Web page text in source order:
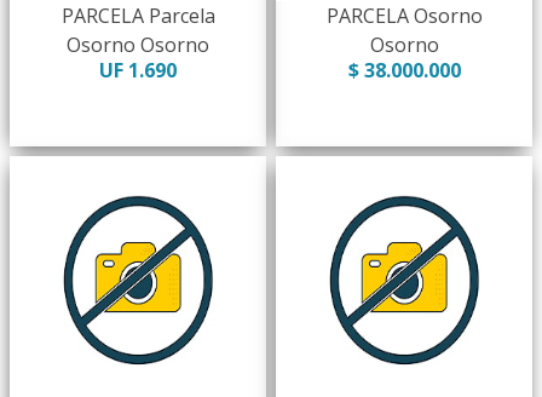
PARCELA Parcela
Osorno Osorno
UF 1.690
PARCELA Osorno
Osorno
$ 38.000.000